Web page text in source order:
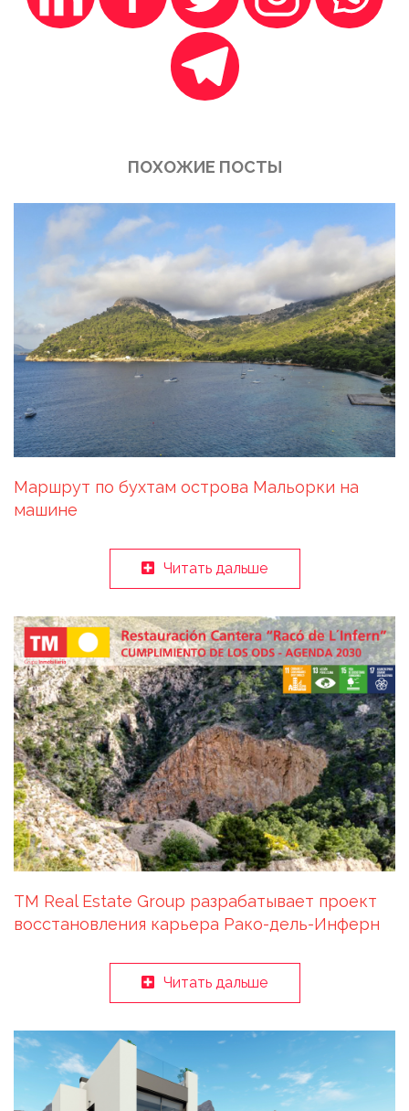
ПОХОЖИЕ ПОСТЫ
Маршрут по бухтам острова Мальорки на
машине
Читать дальше
TM Real Estate Group разрабатывает проект
восстановления карьера Рако-дель-Инферн
Читать дальше